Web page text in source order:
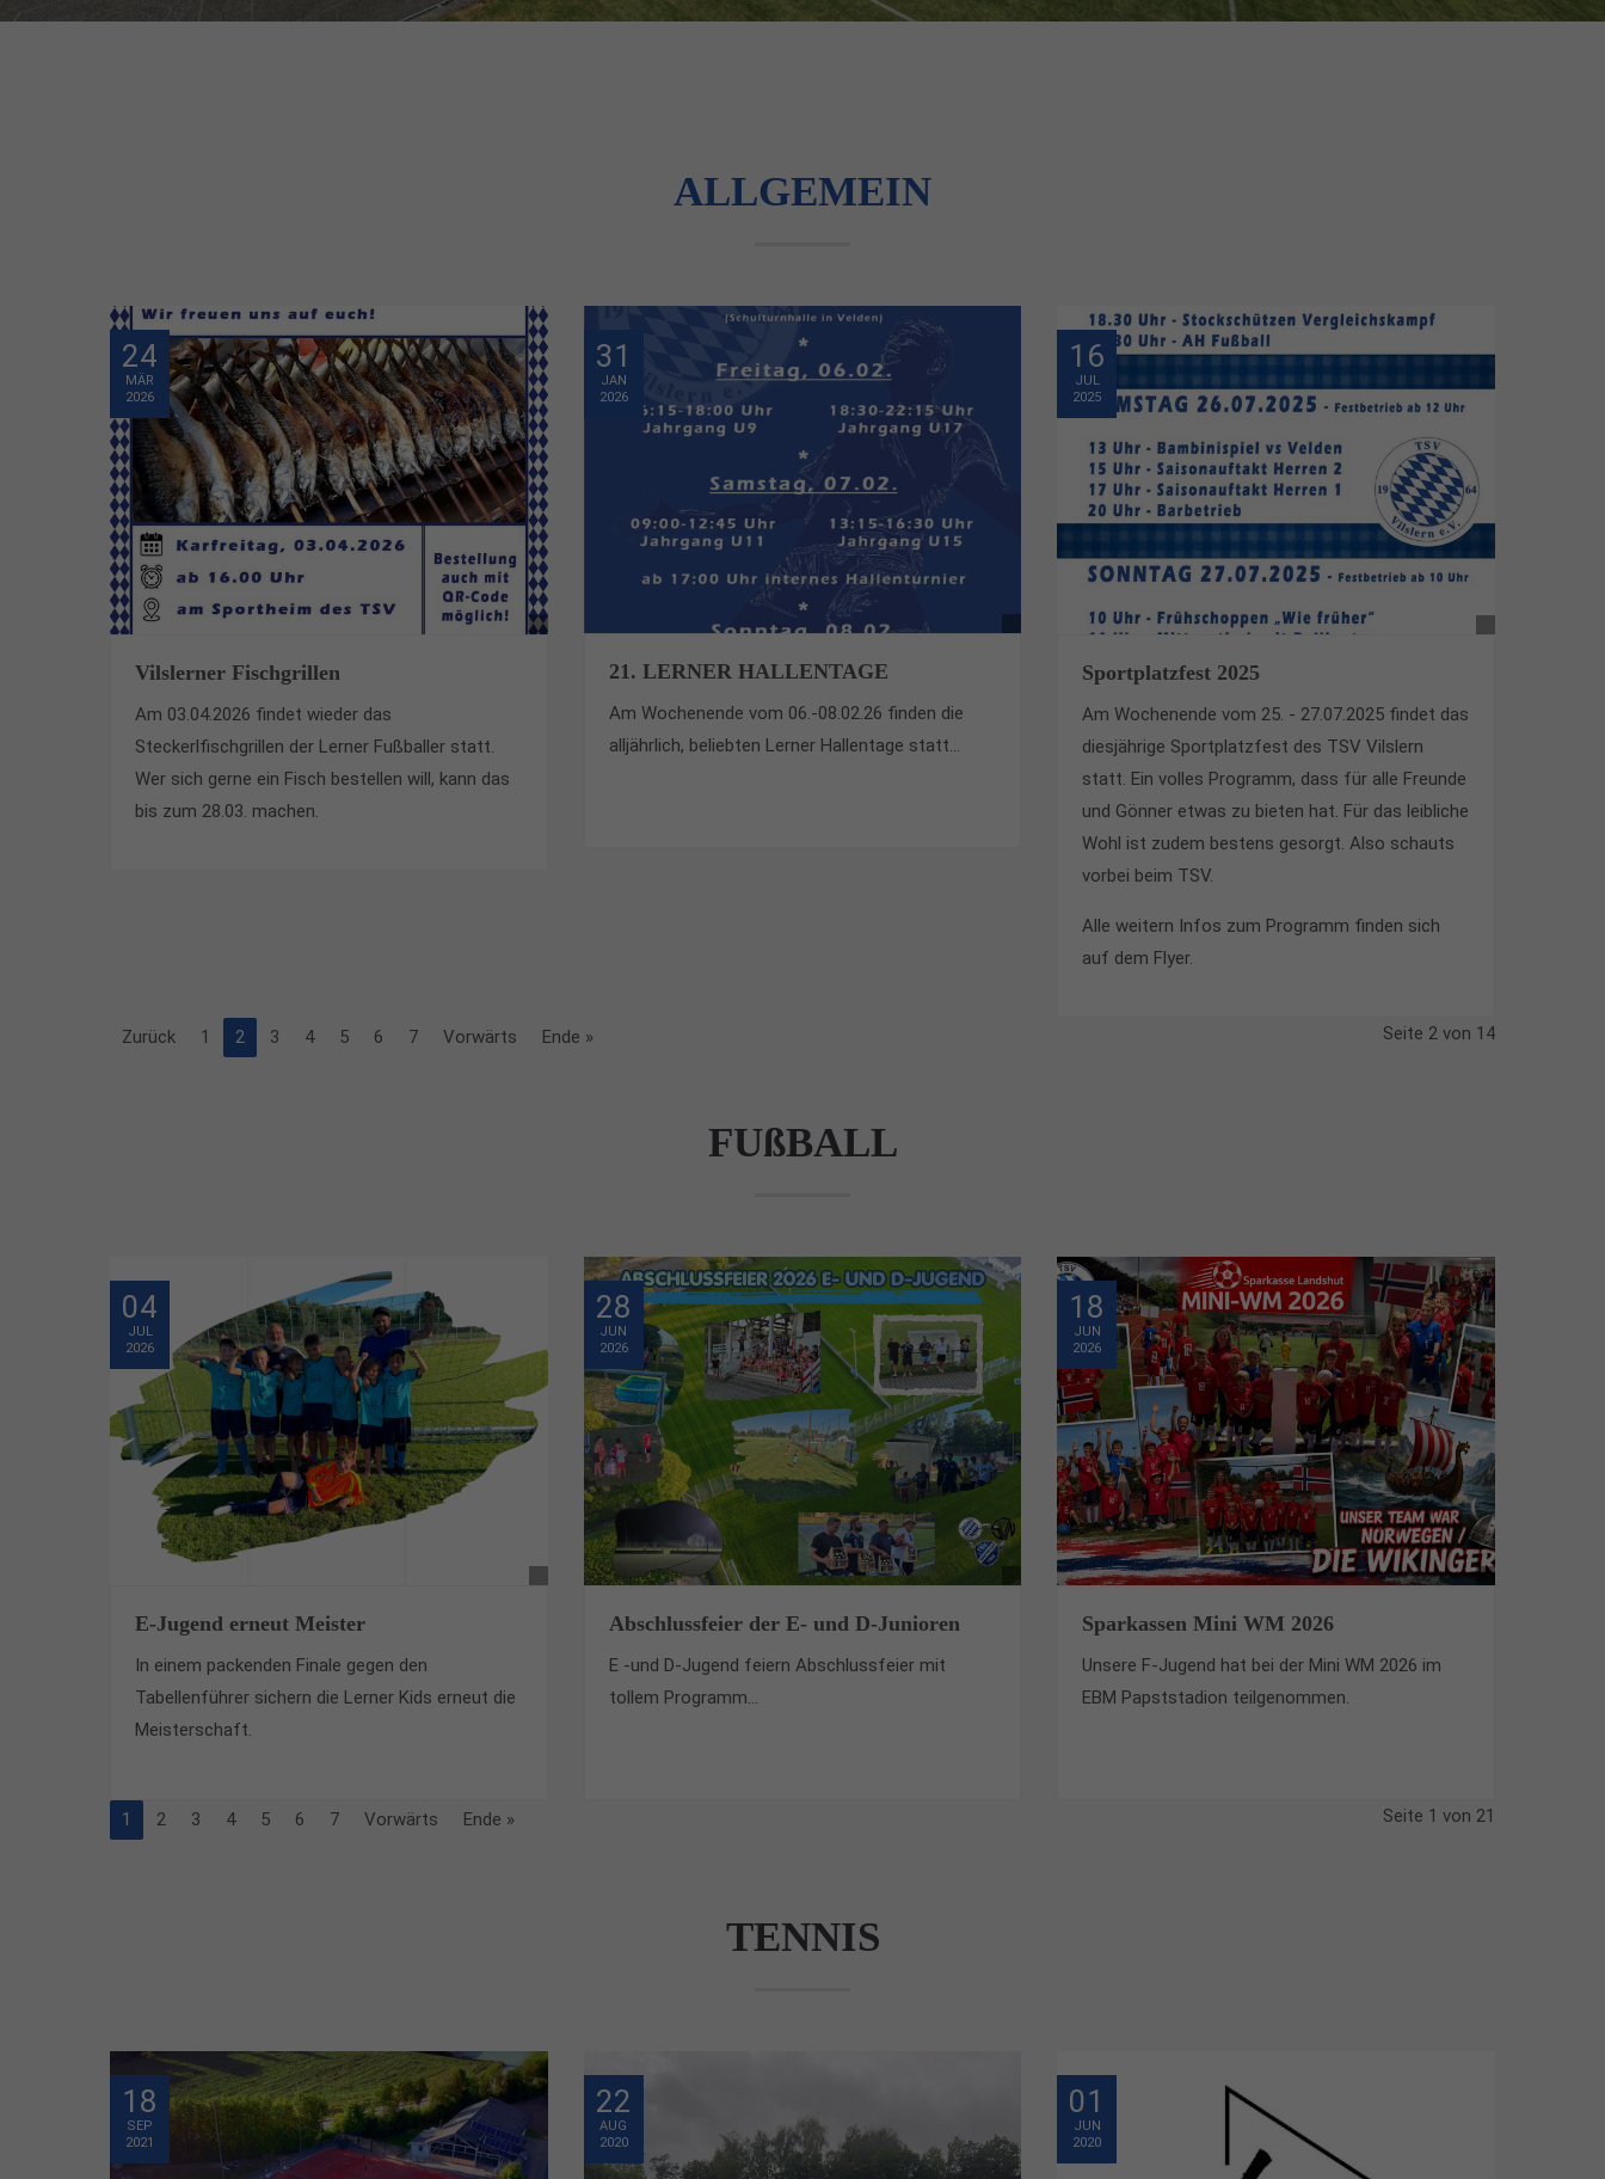
ALLGEMEIN
24
MÄR
2026
Vilslerner Fischgrillen
Am 03.04.2026 findet wieder das
Steckerlfischgrillen der Lerner Fußballer statt.
Wer sich gerne ein Fisch bestellen will, kann das
bis zum 28.03. machen.
31
JAN
2026
21. LERNER HALLENTAGE
Am Wochenende vom 06.-08.02.26 finden die
alljährlich, beliebten Lerner Hallentage statt...
16
JUL
2025
Sportplatzfest 2025
Am Wochenende vom 25. - 27.07.2025 findet das
diesjährige Sportplatzfest des TSV Vilslern
statt. Ein volles Programm, dass für alle Freunde
und Gönner etwas zu bieten hat. Für das leibliche
Wohl ist zudem bestens gesorgt. Also schauts
vorbei beim TSV.
Alle weitern Infos zum Programm finden sich
auf dem Flyer.
Seite 2 von 14
Zurück 1 2 3 4 5 6 7 Vorwärts Ende »
FUßBALL
04
JUL
2026
E-Jugend erneut Meister
In einem packenden Finale gegen den
Tabellenführer sichern die Lerner Kids erneut die
Meisterschaft.
28
JUN
2026
Abschlussfeier der E- und D-Junioren
E -und D-Jugend feiern Abschlussfeier mit
tollem Programm...
18
JUN
2026
Sparkassen Mini WM 2026
Unsere F-Jugend hat bei der Mini WM 2026 im
EBM Papststadion teilgenommen.
Seite 1 von 21
1 2 3 4 5 6 7 Vorwärts Ende »
TENNIS
18
SEP
2021
22
AUG
2020
01
JUN
2020